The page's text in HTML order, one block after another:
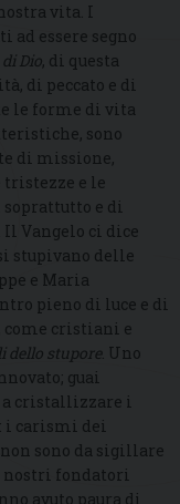
vita. I
ad essere segno
Dio, di questa
di peccato e di
le forme di vita
sono
di missione,
tristezze e le
soprattutto e di
Il Vangelo ci dice
stupivano delle
e Maria
pieno di luce e di
come cristiani e
dello stupore. Uno
guai
cristallizzare i
i carismi dei
sono da sigillare
nostri fondatori
avuto paura di